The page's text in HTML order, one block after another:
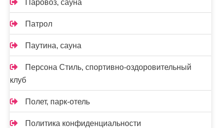
Паровоз, сауна
Патрол
Паутина, сауна
Персона Стиль, спортивно-оздоровительный
клуб
Полет, парк-отель
Политика конфиденциальности